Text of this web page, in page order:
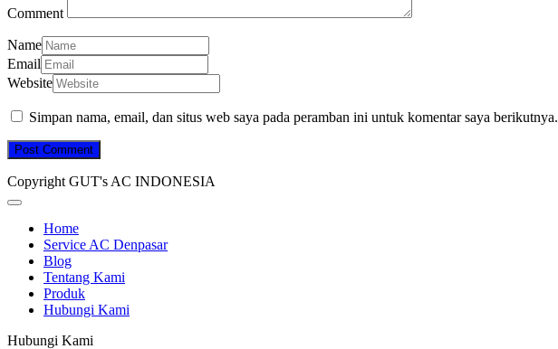
Comment
Name
Email
Website
Simpan nama, email, dan situs web saya pada peramban ini untuk komentar saya berikutnya.
Copyright GUT's AC INDONESIA
Home
Service AC Denpasar
Blog
Tentang Kami
Produk
Hubungi Kami
Hubungi Kami